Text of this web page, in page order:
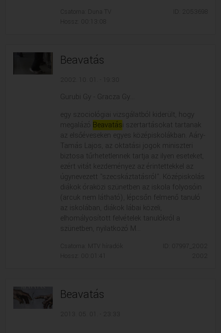
Csatorna: Duna TV
Hossz: 00:13:08
Beavatás
Gurubi Gy - Gracza Gy...
egy szociológiai vizsgálatból kiderült, hogy
megalázó Beavatási szertartásokat tartanak
az elsőéveseken egyes középiskolákban. Aáry-
Tamás Lajos, az oktatási jogok miniszteri
biztosa tűrhetetlennek tartja az ilyen eseteket,
ezért vitát kezdeményez az érintettekkel az
úgynevezett "szecskáztatásról". Középiskolás
diákok óraközi szünetben az iskola folyosóin
(arcuk nem látható), lépcsőn felmenő tanuló
az iskolában, diákok lábai közeli,
elhomályosított felvételek tanulókról a
szünetben, nyilatkozó M...
Csatorna: MTV híradók
Hossz: 00:01:41
ID: 07997_2002
Beavatás